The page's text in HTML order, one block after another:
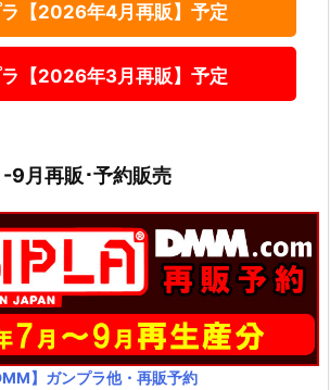
【2026年4月再販】予定
【2026年3月再販】予定
-9月再販･予約販売
】ガンプラ他・再販予約